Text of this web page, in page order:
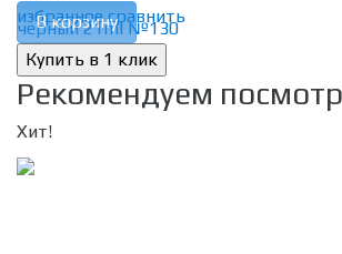
избранное сравнить
В корзину
Рекомендуем
Хит!